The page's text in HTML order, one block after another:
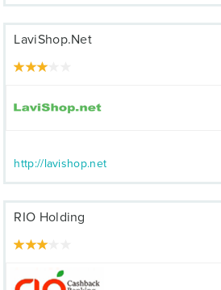
LaviShop.Net
http://lavishop.net
RIO Holding